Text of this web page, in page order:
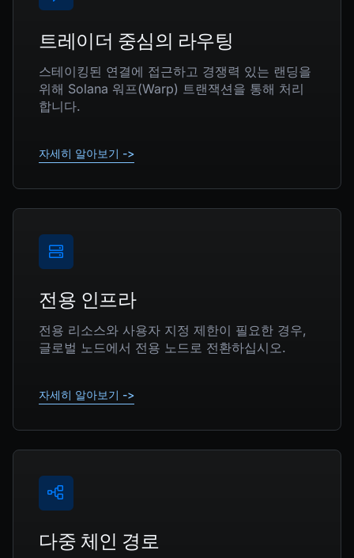
트레이더 중심의 라우팅
스테이킹된 연결에 접근하고 경쟁력 있는 랜딩을
위해 Solana 워프(Warp) 트랜잭션을 통해 처리
합니다.
자세히 알아보기 ->
전용 인프라
전용 리소스와 사용자 지정 제한이 필요한 경우,
글로벌 노드에서 전용 노드로 전환하십시오.
자세히 알아보기 ->
다중 체인 경로